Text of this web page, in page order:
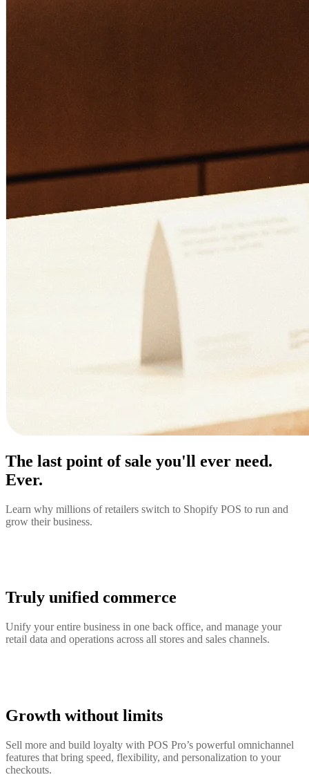
The last point of sale you'll ever need.
Ever.
Learn why millions of retailers switch to Shopify POS to run and
grow their business.
Truly unified commerce
Unify your entire business in one back office, and manage your
retail data and operations across all stores and sales channels.
Growth without limits
Sell more and build loyalty with POS Pro’s powerful omnichannel
features that bring speed, flexibility, and personalization to your
checkouts.